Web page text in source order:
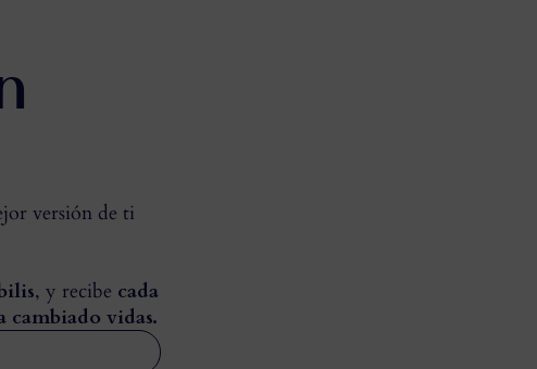
versión de ti
, y recibe cada
cambiado vidas.